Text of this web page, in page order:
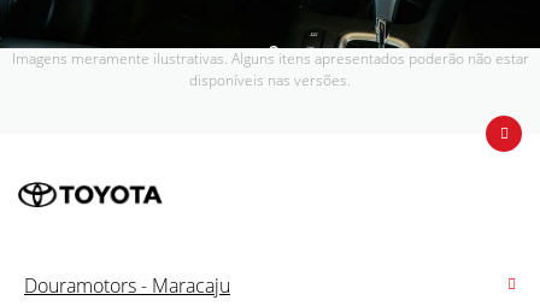
Imagens meramente ilustrativas. Alguns itens apresentados poderão não estar
disponíveis nas versões.
Douramotors - Maracaju